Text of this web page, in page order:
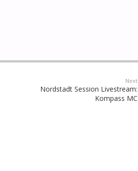
Next
Nordstadt Session Livestream:
Kompass MC